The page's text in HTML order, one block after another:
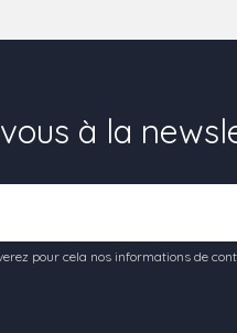
à la
pour cela nos informations de